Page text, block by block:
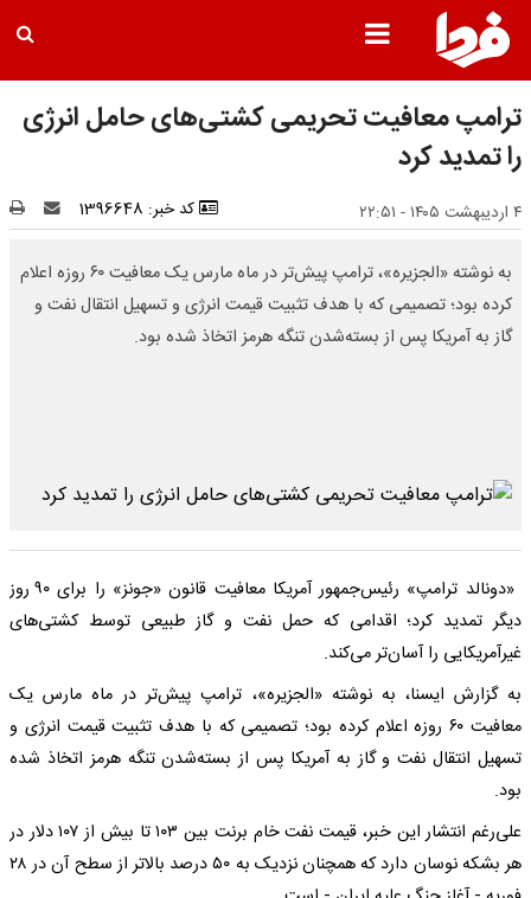
ترامپ معافیت تحریمی کشتی‌های حامل انرژی
را تمدید کرد
۴ اردیبهشت ۱۴۰۵ - ۲۲:۵۱ کد خبر: 1396648
به نوشته «الجزیره»، ترامپ پیش‌تر در ماه مارس یک معافیت ۶۰ روزه اعلام
کرده بود؛ تصمیمی که با هدف تثبیت قیمت انرژی و تسهیل انتقال نفت و
گاز به آمریکا پس از بسته‌شدن تنگه هرمز اتخاذ شده بود.
«دونالد ترامپ» رئیس‌جمهور آمریکا معافیت قانون «جونز» را برای ۹۰ روز
دیگر تمدید کرد؛ اقدامی که حمل نفت و گاز طبیعی توسط کشتی‌های
غیرآمریکایی را آسان‌تر می‌کند.
به گزارش ایسنا، به نوشته «الجزیره»، ترامپ پیش‌تر در ماه مارس یک
معافیت ۶۰ روزه اعلام کرده بود؛ تصمیمی که با هدف تثبیت قیمت انرژی و
تسهیل انتقال نفت و گاز به آمریکا پس از بسته‌شدن تنگه هرمز اتخاذ شده
بود.
علی‌رغم انتشار این خبر، قیمت نفت خام برنت بین ۱۰۳ تا بیش از ۱۰۷ دلار در
هر بشکه نوسان دارد که همچنان نزدیک به ۵۰ درصد بالاتر از سطح آن در ۲۸